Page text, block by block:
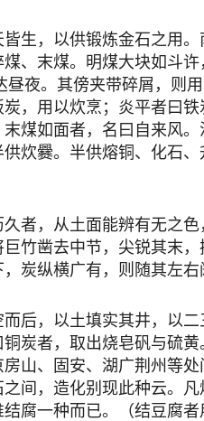
，以供锻炼金石之用。
、末煤。明煤大块如斗
夜。其傍夹带碎屑，则
，用以炊烹；炎平者曰
煤如面者，名曰自来风
炊爨。半供熔铜、化石
，从土面能辨有无之色
竹凿去中节，尖锐其末
炭纵横广有，则随其左右
，以土填实其井，以二
炭者，取出烧皂矾与硫
山、固安、湖广荆州等
间，造化别现此种云。
腐一种而已。（结豆腐者